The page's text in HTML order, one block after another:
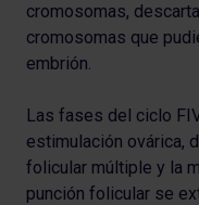
cromosomas,
cromosomas que
embrión.
Las fases del ciclo
estimulación ovárica,
folicular múltiple y la
punción folicular se